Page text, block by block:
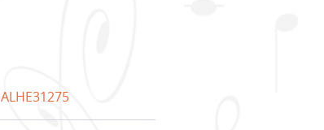
ALHE31275